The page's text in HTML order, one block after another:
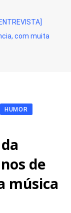
com muita
HUMOR
de
música